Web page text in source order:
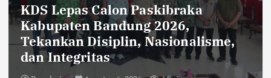
Rehabilitasi Ruang Kelas SMPN 2
Cilengkrang: CV Cipta Purnama
Abadi Diduga Langgar Aturan
Transparansi dan K3